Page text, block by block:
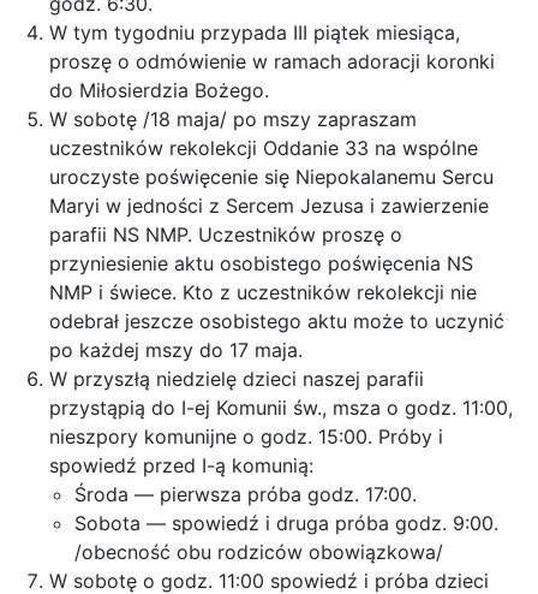
W tym tygodniu przypada III piątek miesiąca,
proszę o odmówienie w ramach adoracji koronki
do Miłosierdzia Bożego.
W sobotę /18 maja/ po mszy zapraszam
uczestników rekolekcji Oddanie 33 na wspólne
uroczyste poświęcenie się Niepokalanemu Sercu
Maryi w jedności z Sercem Jezusa i zawierzenie
parafii NS NMP. Uczestników proszę o
przyniesienie aktu osobistego poświęcenia NS
NMP i świece. Kto z uczestników rekolekcji nie
odebrał jeszcze osobistego aktu może to uczynić
po każdej mszy do 17 maja.
W przyszłą niedzielę dzieci naszej parafii
przystąpią do I-ej Komunii św., msza o godz. 11:00,
nieszpory komunijne o godz. 15:00. Próby i
spowiedź przed I-ą komunią:
Środa — pierwsza próba godz. 17:00.
Sobota — spowiedź i druga próba godz. 9:00.
/obecność obu rodziców obowiązkowa/
W sobotę o godz. 11:00 spowiedź i próba dzieci